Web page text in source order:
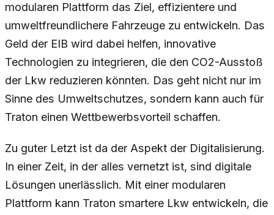
modularen Plattform das Ziel, effizientere und
umweltfreundlichere Fahrzeuge zu entwickeln. Das
Geld der EIB wird dabei helfen, innovative
Technologien zu integrieren, die den CO2-Ausstoß
der Lkw reduzieren könnten. Das geht nicht nur im
Sinne des Umweltschutzes, sondern kann auch für
Traton einen Wettbewerbsvorteil schaffen.
Zu guter Letzt ist da der Aspekt der Digitalisierung.
In einer Zeit, in der alles vernetzt ist, sind digitale
Lösungen unerlässlich. Mit einer modularen
Plattform kann Traton smartere Lkw entwickeln, die